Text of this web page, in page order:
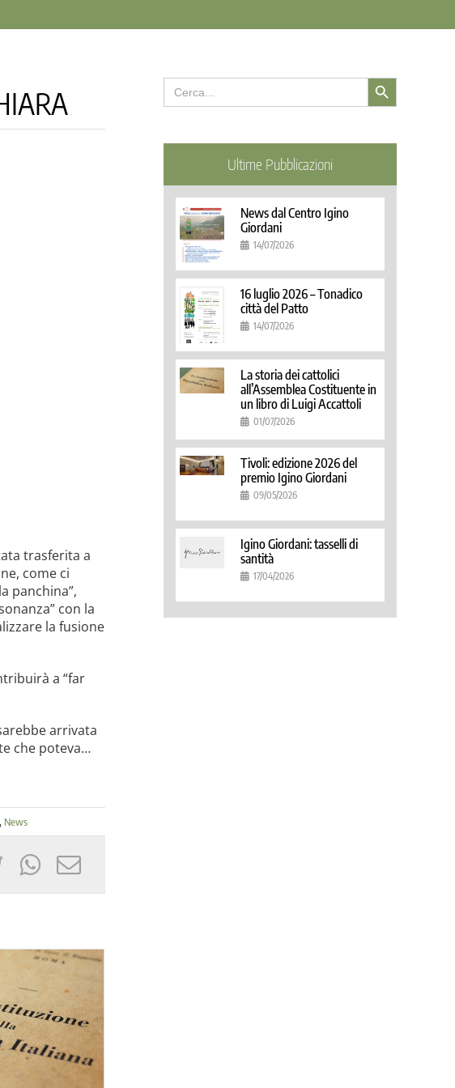
trasferita a
come ci
panchina”,
con la
la fusione
a “far
arrivata
che poteva…
, News
Search
for:
Search Button
Ultime Pubblicazioni
News dal Centro Igino
Giordani
14/07/2026
16 luglio 2026 – Tonadico
città del Patto
14/07/2026
La storia dei cattolici
all’Assemblea Costituente in
un libro di Luigi Accattoli
01/07/2026
Tivoli: edizione 2026 del
premio Igino Giordani
09/05/2026
Igino Giordani: tasselli di
santità
17/04/2026